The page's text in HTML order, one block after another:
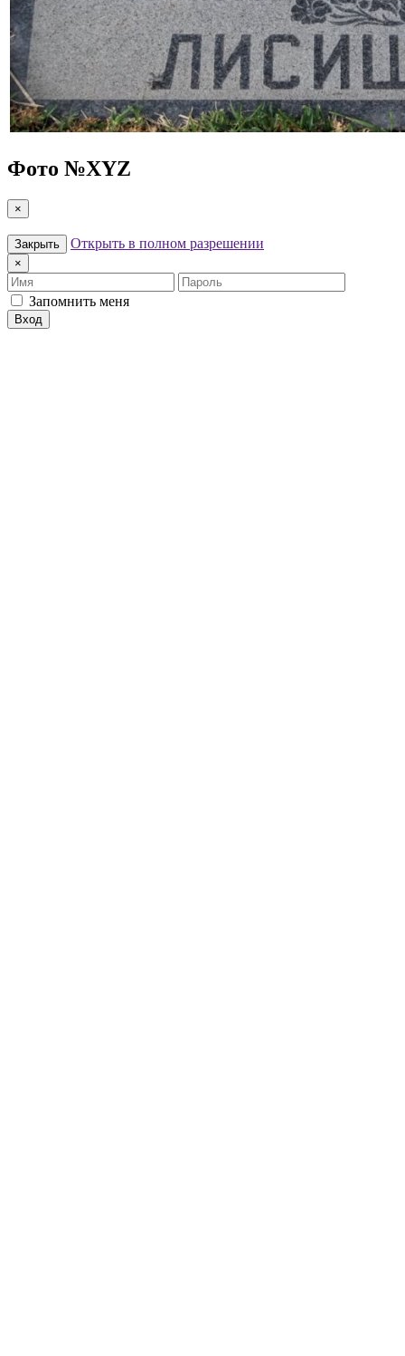
Фото №XYZ
×
Закрыть Открыть в полном разрешении
×
Имя
Пароль
Запомнить меня
Вход